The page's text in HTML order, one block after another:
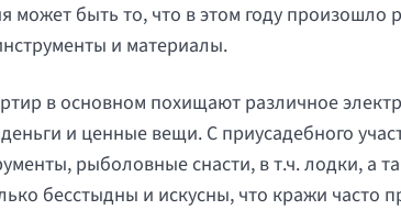
может быть то, что в этом году произошло
и материалы.
в основном похищают различное
и ценные вещи. С приусадебного
рыболовные снасти, в т.ч. лодки, а
бесстыдны и искусны, что кражи часто